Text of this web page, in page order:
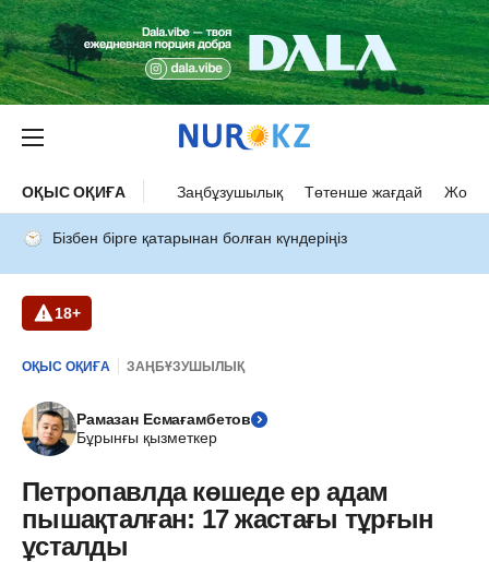
ОҚЫС ОҚИҒА Заңбұзушылық Төтенше жағдай Жол
Бізбен бірге қатарынан болған күндеріңіз
18+
ОҚЫС ОҚИҒА ЗАҢБҰЗУШЫЛЫҚ
Рамазан Есмағамбетов
Бұрынғы қызметкер
Петропавлда көшеде ер адам
пышақталған: 17 жастағы тұрғын
ұсталды